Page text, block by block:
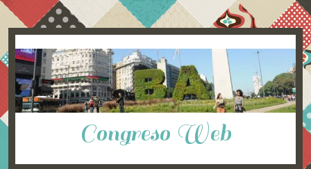
Congreso Web